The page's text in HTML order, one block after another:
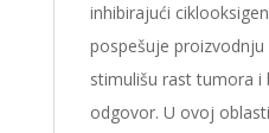
inhibirajući
pospešuje
stimulišu rast tumora i
odgovor. U ovoj